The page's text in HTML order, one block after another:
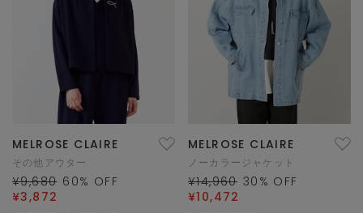
MELROSE CLAIRE
その他アウター
¥9,680 60% OFF
¥3,872
MELROSE CLAIRE
ノーカラージャケット
¥14,960 30 % OFF
¥10,472